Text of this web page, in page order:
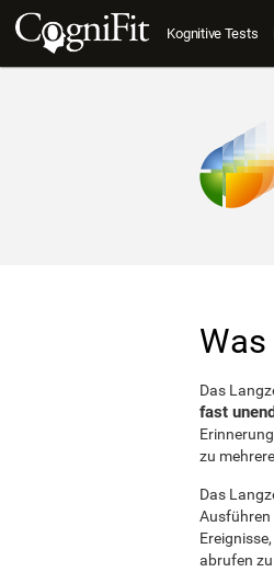
Kognitive Tests
Das
fast
zu
Das
Ausführen
abrufen